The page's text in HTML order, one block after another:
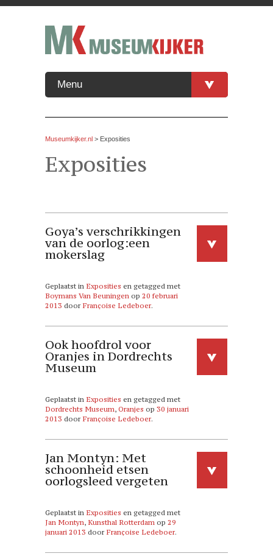
Menu
Museumkijker.nl > Exposities
Exposities
Goya’s verschrikkingen
van de oorlog:een
mokerslag
Geplaatst in Exposities en getagged met
Boymans Van Beuningen op 20 februari
2013 door Françoise Ledeboer.
Ook hoofdrol voor
Oranjes in Dordrechts
Museum
Geplaatst in Exposities en getagged met
Dordrechts Museum, Oranjes op 30 januari
2013 door Françoise Ledeboer.
Jan Montyn: Met
schoonheid etsen
oorlogsleed vergeten
Geplaatst in Exposities en getagged met
Jan Montyn, Kunsthal Rotterdam op 29
januari 2013 door Françoise Ledeboer.